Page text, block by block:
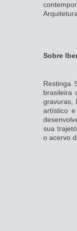
Sobre
Restinga
brasileira
gravuras,
artístico
sua
o acervo